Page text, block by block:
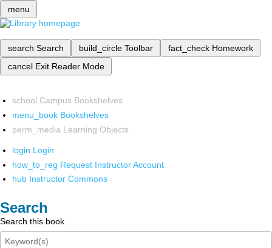
menu
search Search build_circle Toolbar fact_check Homework
cancel Exit Reader Mode
school Campus Bookshelves
menu_book Bookshelves
perm_media Learning Objects
login Login
how_to_reg Request Instructor Account
hub Instructor Commons
Search
Search this book